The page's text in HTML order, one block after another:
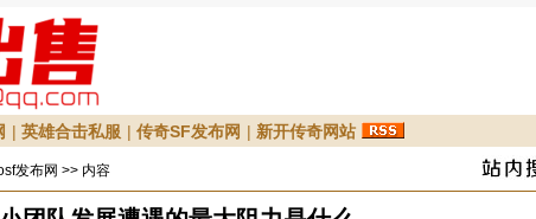
| 英雄合击私服 | 传奇SF发布网 | 新开传奇网站
发布网 >> 内容